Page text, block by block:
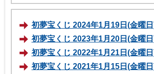
初夢宝くじ 2024年1月19日(金曜
初夢宝くじ 2023年1月20日(金曜
初夢宝くじ 2022年1月21日(金曜
初夢宝くじ 2021年1月15日(金曜